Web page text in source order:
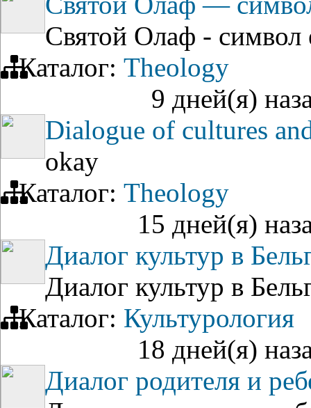
Святой Олаф - символ
Каталог: Theology
9 дней(я)
Dialogue of cultures
okay
Каталог: Theology
15 дней(я)
Диалог культур в
Диалог культур в
Каталог: Культурология
18 дней(я)
Диалог родителя и